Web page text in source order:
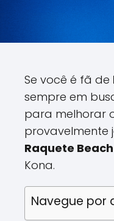
Se você é fã de
sempre em
para melhorar
provavelmente
Raquete
Kona.
Navegue por